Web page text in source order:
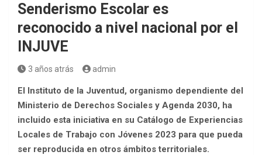
Senderismo Escolar es
reconocido a nivel nacional por el
INJUVE
3 años atrás admin
El Instituto de la Juventud, organismo dependiente del
Ministerio de Derechos Sociales y Agenda 2030, ha
incluido esta iniciativa en su Catálogo de Experiencias
Locales de Trabajo con Jóvenes 2023 para que pueda
ser reproducida en otros ámbitos territoriales.